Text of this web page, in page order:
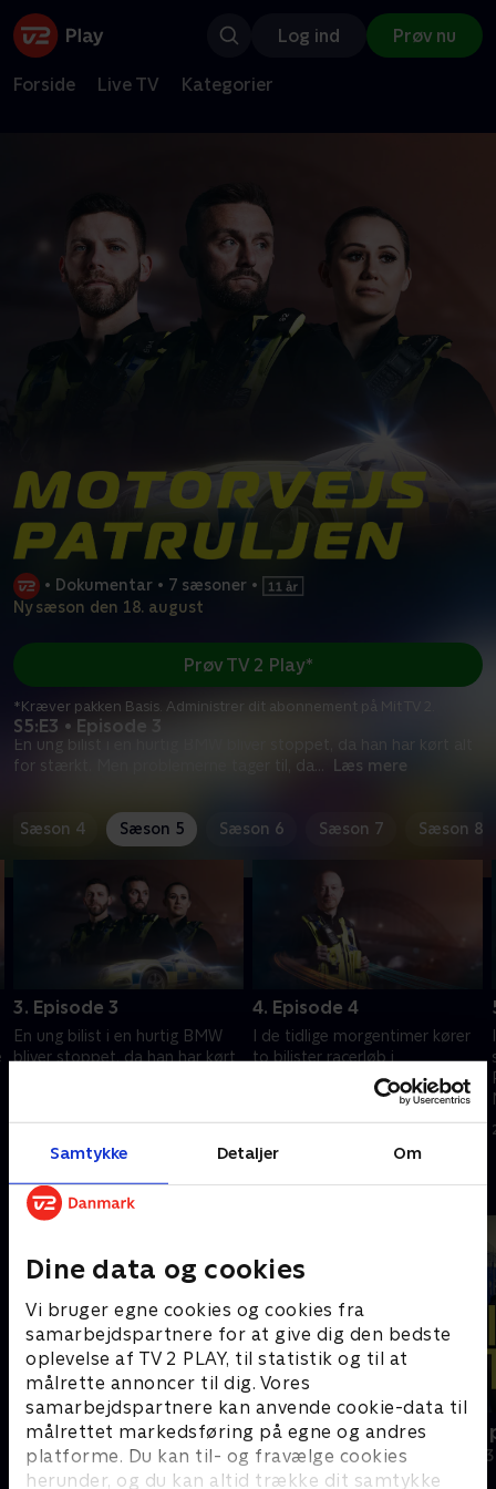
Samtykke Detaljer Om
Dine data og cookies
Vi bruger egne cookies og cookies fra
samarbejdspartnere for at give dig den bedste
oplevelse af TV 2 PLAY, til statistik og til at
målrette annoncer til dig. Vores
samarbejdspartnere kan anvende cookie-data til
målrettet markedsføring på egne og andres
platforme. Du kan til- og fravælge cookies
herunder, og du kan altid trække dit samtykke
Log ind Prøv nu
Forside Live TV Kategorier
• Dokumentar • 7 sæsoner •
Ny sæson den 18. august
S5:E3 • Episode 3
En ung bilist i en hurtig BMW bliver stoppet, da han har kørt alt
for stærkt. Men problemerne tager til, da... Læs mere
Prøv TV 2 Play*
*Kræver pakken Basis. Administrer dit abonnement på Mit TV 2.
Sæson 4 Sæson 5 Sæson 6 Sæson 7 Sæson 8
3. Episode 3
En ung bilist i en hurtig BMW
bliver stoppet, da han har kørt
betjentene kan lugte alkohol i
4. Episode 4
I de tidlige morgentimer kører
to bilister racerløb i
Newcastles gader, og da
politiet forsøger at stoppe
dem, udvikler situationen sig
Andre så også
Grænsepatruljen USA
Dokumentar • 2 sæsoner
Politiet tæt
Dokumentar •